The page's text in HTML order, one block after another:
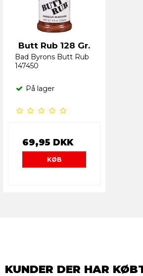
Butt Rub 128 Gr.
Bad Byrons Butt Rub
147450
På lager
69,95 DKK
KØB
KUNDER DER HAR